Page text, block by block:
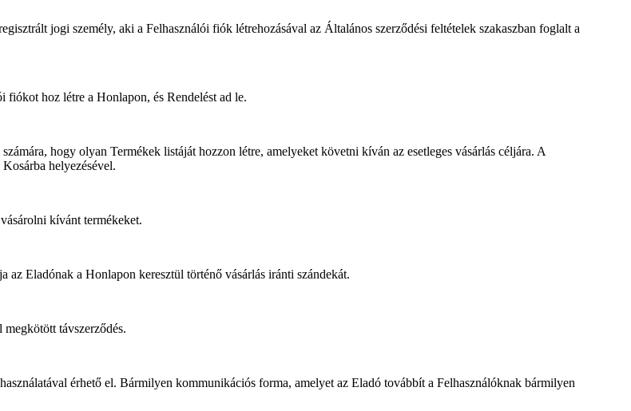
jogi személy, aki a Felhasználói fiók létrehozásával az Általános szerződési feltételek szakaszban foglalt a
fiókot hoz létre a Honlapon, és Rendelést ad le.
hogy olyan Termékek listáját hozzon létre, amelyeket követni kíván az esetleges vásárlás céljára. A
helyezésével.
kívánt termékeket.
Eladónak a Honlapon keresztül történő vásárlás iránti szándekát.
távszerződés.
érhető el. Bármilyen kommunikációs forma, amelyet az Eladó továbbít a Felhasználóknak bármilyen